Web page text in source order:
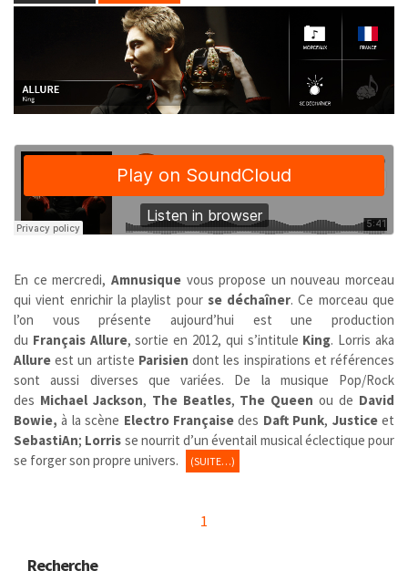
En ce mercredi, Amnusiquevous propose un nouveau morceau
qui vient enrichir la playlist pour se déchaîner. Ce morceau que
l’on vous présente aujourd’hui est une production
du FrançaisAllure, sortie en 2012, qui s’intitule King. Lorris aka
Allure est un artiste Parisien dont les inspirations et références
sont aussi diverses que variées. De la musique Pop/Rock
des Michael Jackson, The Beatles, The Queen ou de David
Bowie, à la scène Electro Française des Daft Punk, Justiceet
SebastiAn; Lorris se nourrit d’un éventail musicaléclectique pour
se forger son propre univers.
(SUITE…)
1
Recherche